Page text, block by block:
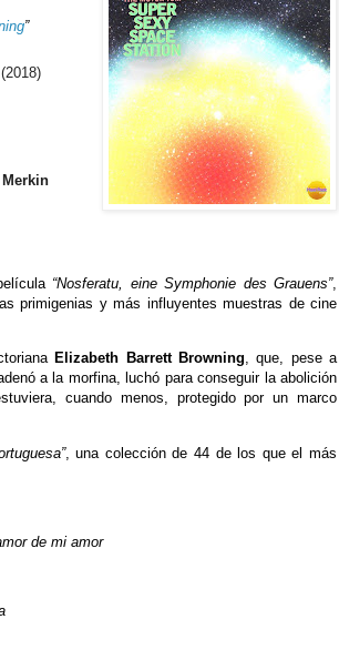
”
(2018)
“Nosferatu, eine Symphonie des Grauens”,
primigenias y más influyentes muestras de cine
Elizabeth Barrett Browning, que, pese a
a la morfina, luchó para conseguir la abolición
cuando menos, protegido por un marco
, una colección de 44 de los que el más
de mi amor